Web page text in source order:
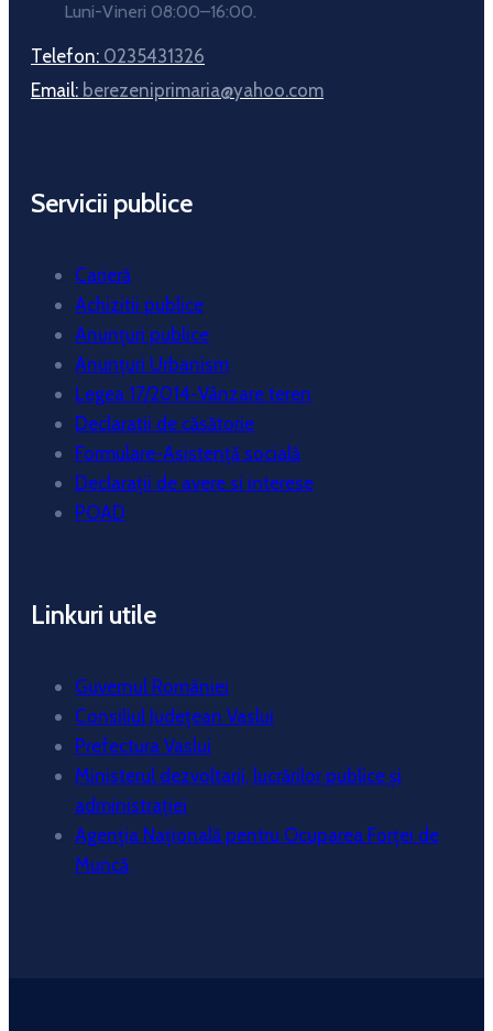
Luni-Vineri 08:00–16:00.
Telefon: 0235431326
Email: berezeniprimaria@yahoo.com
Servicii publice
Carieră
Achizitii publice
Anunțuri publice
Anunțuri Urbanism
Legea 17/2014-Vânzare teren
Declaratii de căsătorie
Formulare-Asistență socială
Declarații de avere si interese
POAD
Linkuri utile
Guvernul României
Consiliul Județean Vaslui
Prefectura Vaslui
Ministerul dezvoltarii, lucrărilor publice și
administrației
Agenția Națională pentru Ocuparea Forței de
Muncă